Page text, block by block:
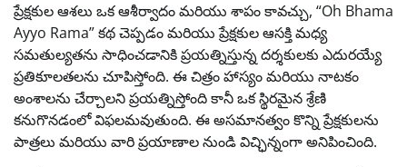
ప్రేక్షకుల ఆశలు ఒక ఆశీర్వాదం మరియు శాపం కావచ్చు, “Oh Bhama
Ayyo Rama” కథ చెప్పడం మరియు ప్రేక్షకుల ఆసక్తి మధ్య
సమతుల్యతను సాధించడానికి ప్రయత్నిస్తున్న దర్శకులకు ఎదురయ్యే
ప్రతికూలతలను చూపిస్తోంది. ఈ చిత్రం హాస్యం మరియు నాటకం
అంశాలను చేర్చాలని ప్రయత్నిస్తోంది కానీ ఒక స్థిరమైన శ్రేణి
కనుగొనడంలో విఫలమవుతుంది. ఈ అసమానత్వం కొన్ని ప్రేక్షకులను
పాత్రలు మరియు వారి ప్రయాణాల నుండి విచ్ఛిన్నంగా అనిపించింది.